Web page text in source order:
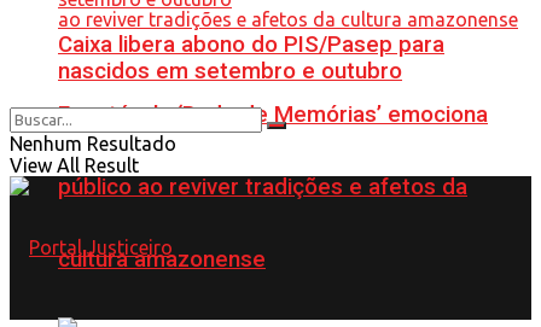
Espetáculo ‘Rede de Memórias’ emociona
público ao reviver tradições e afetos da
cultura amazonense
Caixa libera abono do PIS/Pasep para
nascidos em setembro e outubro
Nenhum Resultado
View All Result